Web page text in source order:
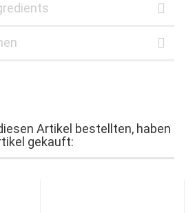
Artikel bestellten, haben
gekauft: